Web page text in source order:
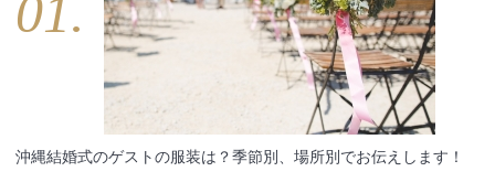
01.
沖縄結婚式のゲストの服装は？季節別、場所別でお伝えします！